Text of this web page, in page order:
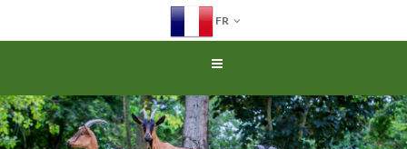
FR